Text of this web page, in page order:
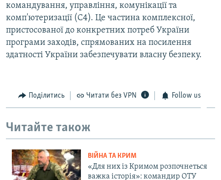
командування, управління, комунікації та
комп'ютеризації (C4). Це частина комплексної,
пристосованої до конкретних потреб України
програми заходів, спрямованих на посилення
здатності України забезпечувати власну безпеку.
Поділитись Читати без VPN Follow us
Читайте також
ВІЙНА ТА КРИМ
«Для них із Кримом розпочнеться
важка історія»: командир ОТУ